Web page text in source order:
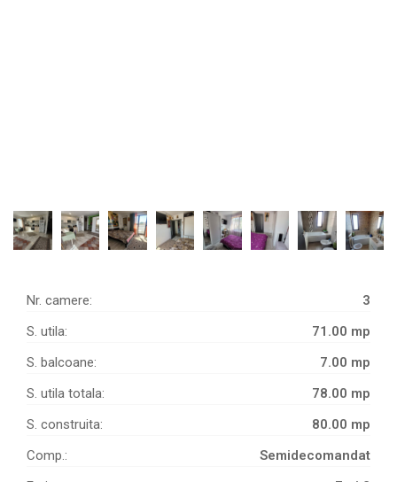
Nr. camere:
3
S. utila:
71.00 mp
S. balcoane:
7.00 mp
S. utila totala:
78.00 mp
S. construita:
80.00 mp
Comp.:
Semidecomandat